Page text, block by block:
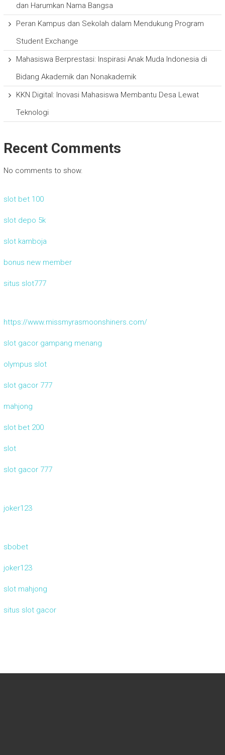
dan Harumkan Nama Bangsa
Peran Kampus dan Sekolah dalam Mendukung Program
Student Exchange
Mahasiswa Berprestasi: Inspirasi Anak Muda Indonesia di
Bidang Akademik dan Nonakademik
KKN Digital: Inovasi Mahasiswa Membantu Desa Lewat
Teknologi
Recent Comments
No comments to show.
slot bet 100
slot depo 5k
slot kamboja
bonus new member
situs slot777
https://www.missmyrasmoonshiners.com/
slot gacor gampang menang
olympus slot
slot gacor 777
mahjong
slot bet 200
slot
slot gacor 777
joker123
sbobet
joker123
slot mahjong
situs slot gacor